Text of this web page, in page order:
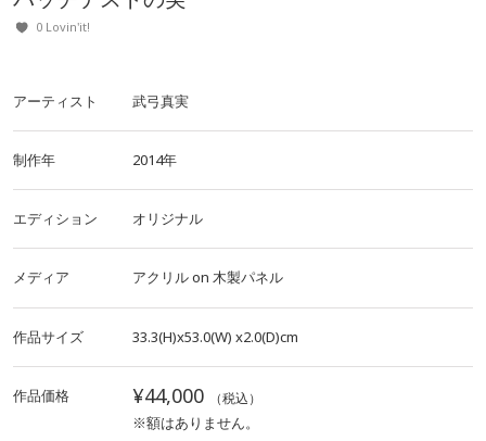
0 Lovin'it!
アーティスト 武弓真実
制作年 2014年
エディション オリジナル
メディア アクリルon 木製パネル
作品サイズ 33.3(H)x53.0(W) x2.0(D)cm
作品価格 ¥44,000 （税込）
※額はありません。